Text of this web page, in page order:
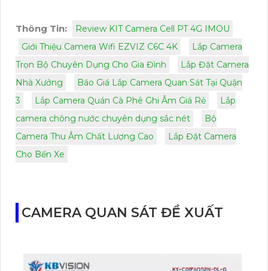
Thông Tin:
Review KIT Camera Cell PT 4G IMOU
Giới Thiệu Camera Wifi EZVIZ C6C 4K
Lắp Camera
Trọn Bộ Chuyên Dụng Cho Gia Đình
Lắp Đặt Camera
Nhà Xưởng
Báo Giá Lắp Camera Quan Sát Tại Quận
3
Lắp Camera Quán Cà Phê Ghi Âm Giá Rẻ
Lắp
camera chông nước chuyên dụng sắc nét
Bộ
Camera Thu Âm Chất Lượng Cao
Lắp Đặt Camera
Cho Bến Xe
CAMERA QUAN SÁT ĐỀ XUẤT